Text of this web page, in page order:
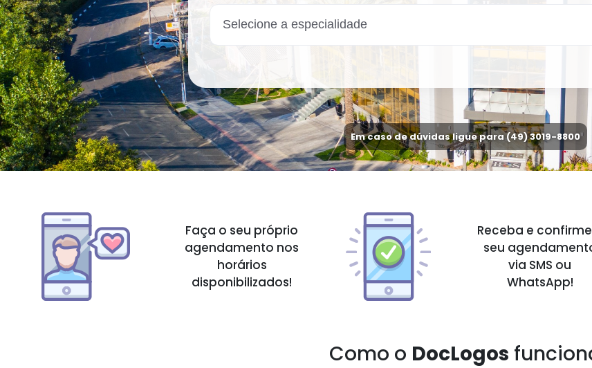
Em caso de dúvidas ligue para (49) 3019-8800
Faça o seu próprio
agendamento nos
horários
disponibilizados!
Receba e
seu
via SMS ou
WhatsApp!
Como o DocLogos